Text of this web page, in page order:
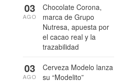
Chocolate Corona,
marca de Grupo
Nutresa, apuesta por
el cacao real y la
trazabilidad
03
AGO
Cerveza Modelo lanza
su “Modelito”
03
AGO